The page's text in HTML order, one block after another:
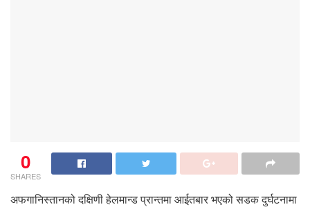
0
SHARES
अफगानिस्तानको दक्षिणी हेलमान्ड प्रान्तमा आईतबार भएको सडक दुर्घटनामा